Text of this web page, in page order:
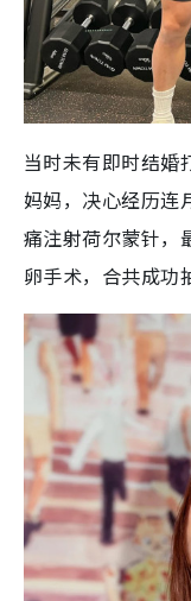
当时未有即时结婚
妈妈，决心经历连
痛注射荷尔蒙针，
卵手术，合共成功